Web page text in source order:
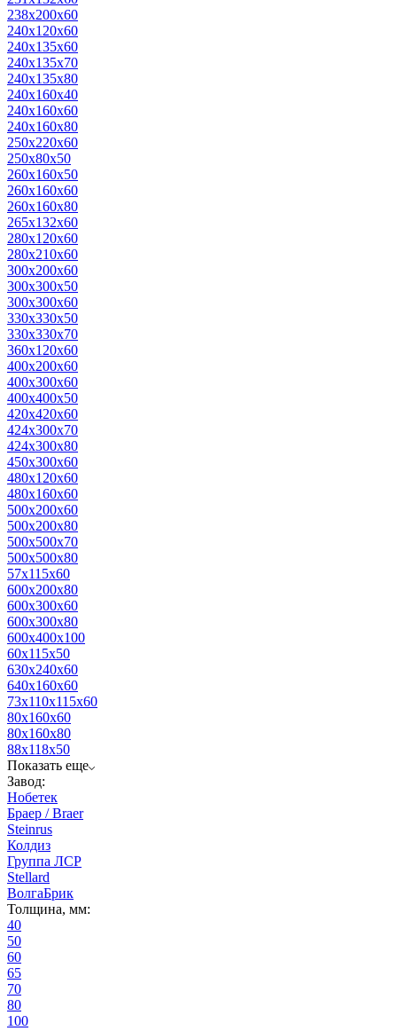
238х200х60
240х120х60
240х135х60
240х135х70
240х135х80
240х160х40
240х160х60
240х160х80
250х220х60
250х80х50
260х160х50
260х160х60
260х160х80
265х132х60
280х120х60
280х210х60
300х200х60
300х300х50
300х300х60
330х330х50
330х330х70
360х120х60
400х200х60
400х300х60
400х400х50
420х420х60
424х300х70
424х300х80
450х300х60
480х120х60
480х160х60
500х200х60
500х200х80
500х500х70
500х500х80
57х115х60
600х200х80
600х300х60
600х300х80
600х400х100
60х115х50
630х240х60
640х160х60
73х110х115х60
80х160х60
80х160х80
88х118х50
Показать еще
Завод:
Нобетек
Браер / Braer
Steinrus
Колдиз
Группа ЛСР
Stellard
ВолгаБрик
Толщина, мм:
40
50
60
65
70
80
100